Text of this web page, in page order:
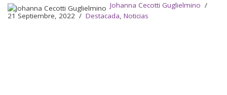
Johanna Cecotti Guglielmino
21 Septiembre, 2022
Destacada, Noticias